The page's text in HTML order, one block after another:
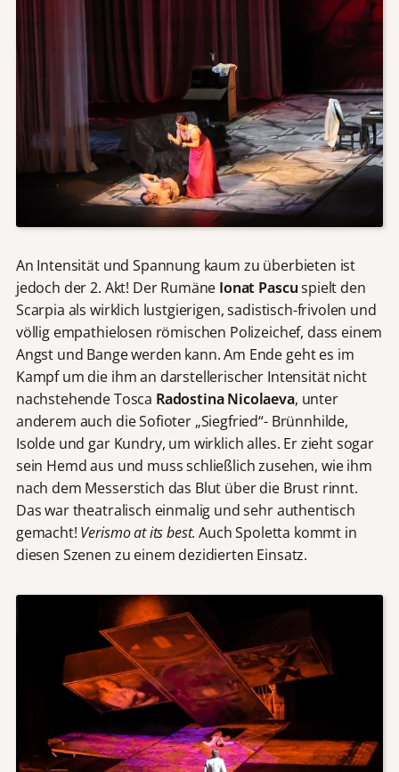
An Intensität und Spannung kaum zu überbieten ist
jedoch der 2. Akt! Der Rumäne Ionat Pascuspielt den
Scarpia als wirklich lustgierigen, sadistisch-frivolen und
völlig empathielosen römischen Polizeichef, dass einem
Angst und Bange werden kann. Am Ende geht es im
Kampf um die ihm an darstellerischer Intensität nicht
nachstehende Tosca Radostina Nicolaeva, unter
anderem auch die Sofioter „Siegfried“- Brünnhilde,
Isolde und gar Kundry, um wirklich alles. Er zieht sogar
sein Hemd aus und muss schließlich zusehen, wie ihm
nach dem Messerstich das Blut über die Brust rinnt.
Das war theatralisch einmalig und sehr authentisch
gemacht! Verismo at its best. Auch Spoletta kommt in
diesen Szenen zu einem dezidierten Einsatz.